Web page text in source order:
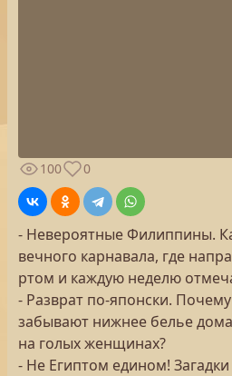
100
0
- Невероятные Филиппины.
вечного карнавала, где
ртом и каждую неделю
- Разврат по-японски.
забывают нижнее белье
на голых женщинах?
- Не Египтом едином!